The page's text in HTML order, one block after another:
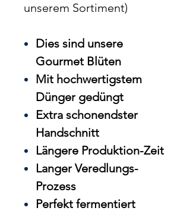
unserem Sortiment)
Dies sind unsere
Gourmet Blüten
Mit hochwertigstem
Dünger gedüngt
Extra schonendster
Handschnitt
Längere Produktion-Zeit
Langer Veredlungs-
Prozess
Perfekt fermentiert